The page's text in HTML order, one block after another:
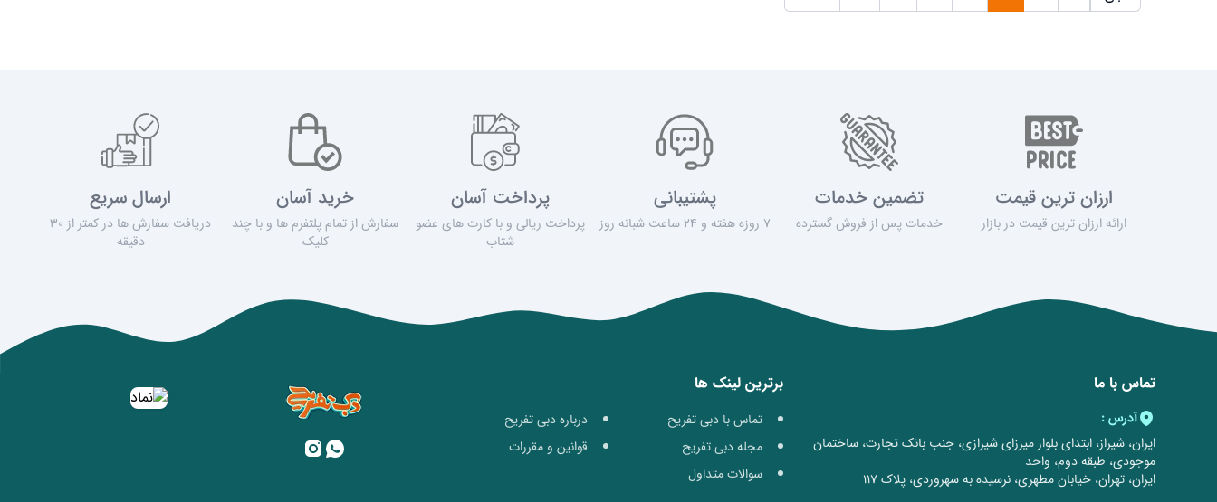
ارزان ترین قیمت
ارائه ارزان ترین قیمت در بازار
تضمین خدمات
خدمات پس از فروش گسترده
پشتیبانی
7 روزه هفته و 24 ساعت شبانه روز
پرداخت آسان
پرداخت ریالی و با کارت های عضو
شتاب
خرید آسان
سفارش از تمام پلتفرم ها و با چند
کلیک
ارسال سریع
دریافت سفارش ها در کمتر از 30
دقیقه
تماس با ما
آدرس :
ایران، شیراز، ابتدای بلوار میرزای شیرازی، جنب بانک تجارت، ساختمان
موجودی، طبقه دوم، واحد
ایران، تهران، خیابان مطهری، نرسیده به سهروردی، پلاک 117
برترین لینک ها
تماس با دبی تفریح
درباره دبی تفریح
مجله دبی تفریح
قوانین و مقررات
سوالات متداول